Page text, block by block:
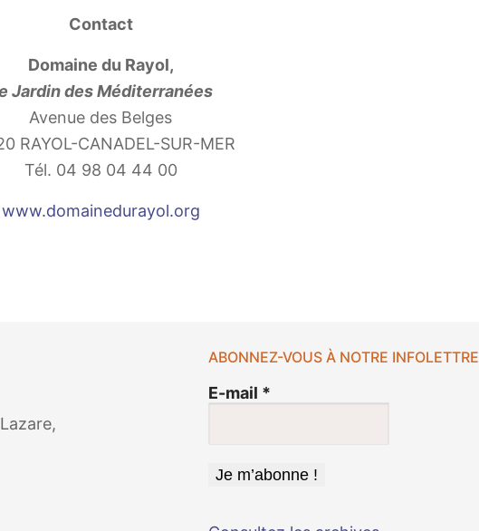
Contact
Domaine du Rayol,
Jardin des Méditerranées
Avenue des Belges
RAYOL-CANADEL-SUR-MER
Tél. 04 98 04 44 00
www.domainedurayol.org
ABONNEZ-VOUS À NOTRE INFOLETTRE
E-mail *